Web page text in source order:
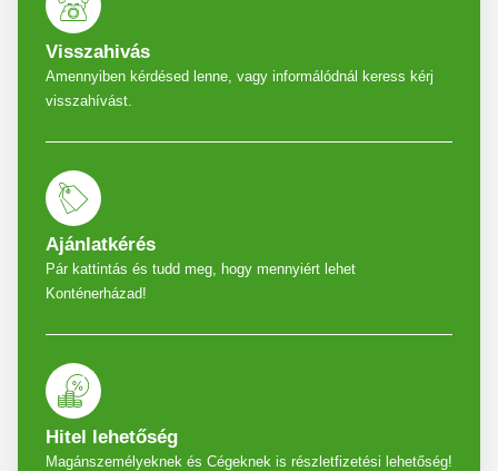
Visszahivás
Amennyiben kérdésed lenne, vagy informálódnál keress kérj
visszahívást.
Ajánlatkérés
Pár kattintás és tudd meg, hogy mennyiért lehet
Konténerházad!
Hitel lehetőség
Magánszemélyeknek és Cégeknek is részletfizetési lehetőség!